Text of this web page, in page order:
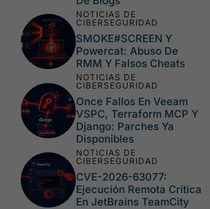
NOTICIAS DE
CIBERSEGURIDAD
SMOKE#SCREEN Y
Powercat: Abuso De
RMM Y Falsos Cheats
NOTICIAS DE
CIBERSEGURIDAD
Once Fallos En Veeam
VSPC, Terraform MCP Y
Django: Parches Ya
Disponibles
NOTICIAS DE
CIBERSEGURIDAD
CVE-2026-63077:
Ejecución Remota Crítica
En JetBrains TeamCity